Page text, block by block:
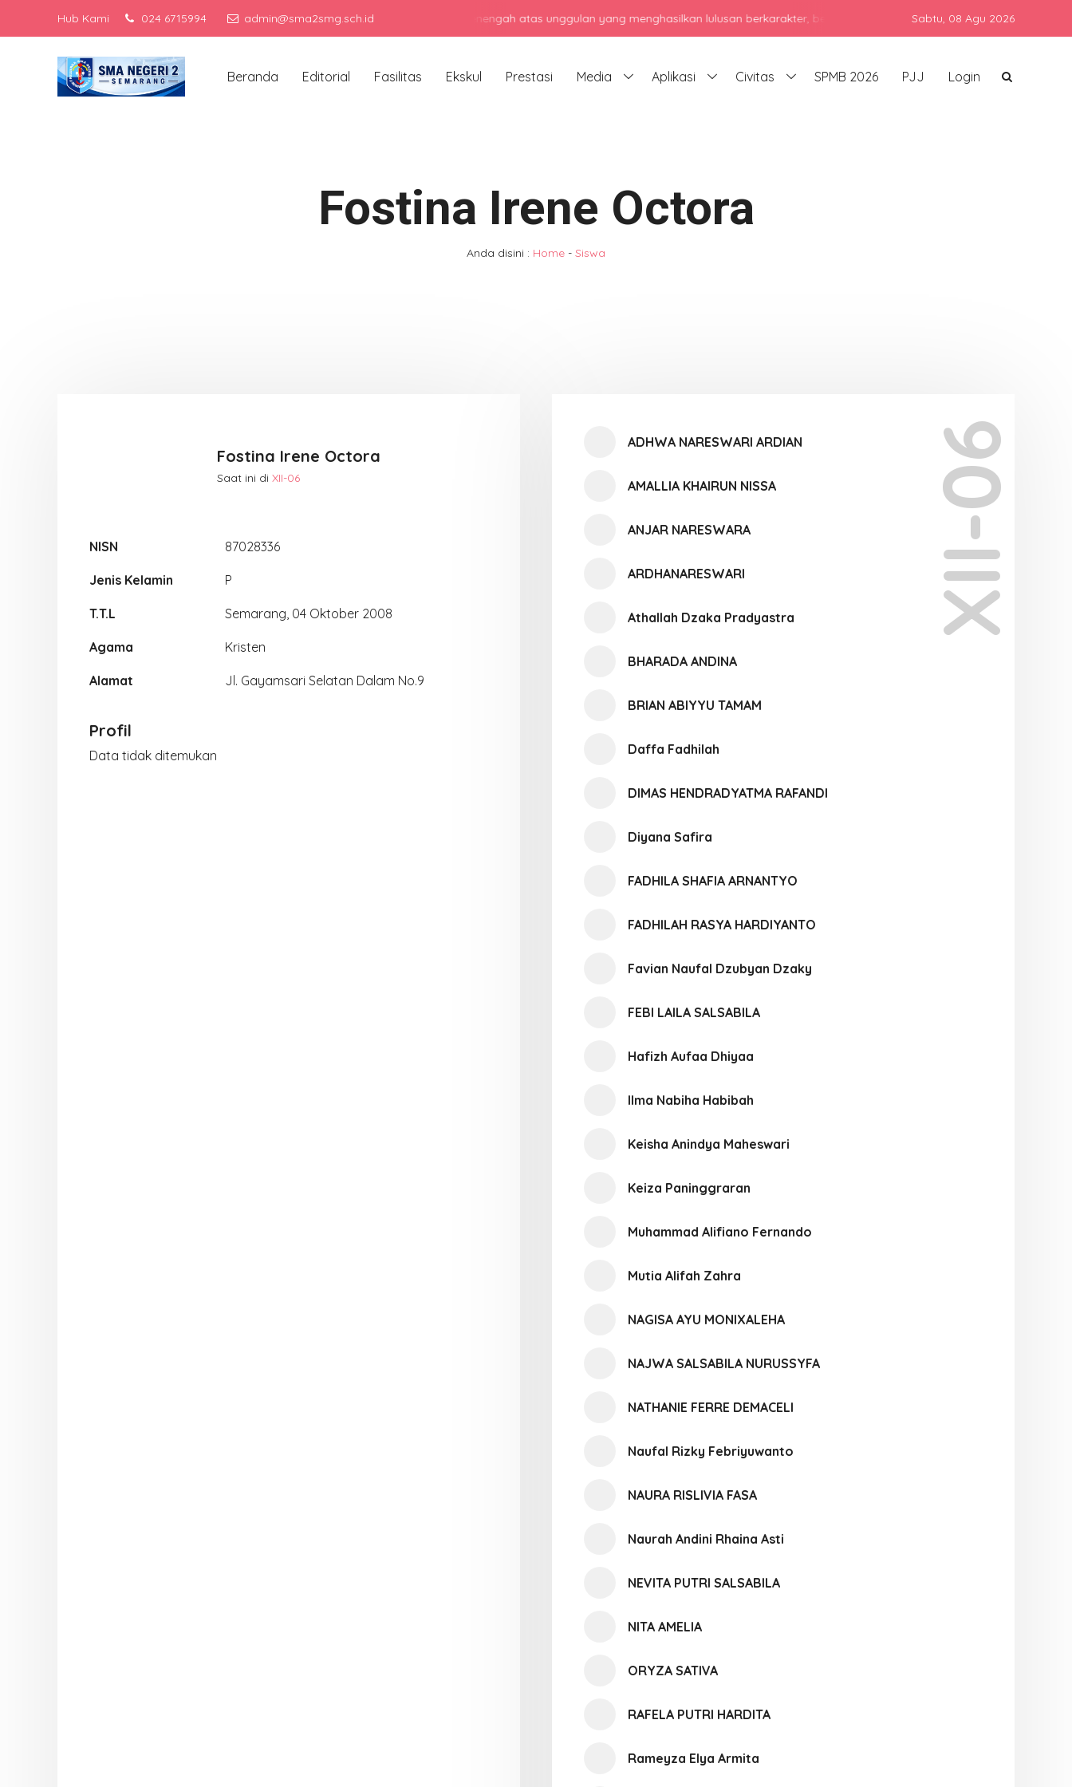
Hub Kami 024 6715994 admin@sma2smg.sch.idMenjadi sekolah menengah atas unggulan yang menghasilkan lulusan berkarakter, berprestasi, dan siap bersaing di era global dengan
Sabtu, 08 Agu 2026
Beranda Editorial Fasilitas Ekskul Prestasi Media Aplikasi Civitas SPMB 2026 PJJ Login
Fostina Irene Octora
Anda disini : Home - Siswa
Fostina Irene Octora
Saat ini di XII-06
NISN 87028336
Jenis Kelamin P
T.T.L Semarang, 04 Oktober 2008
Agama Kristen
Alamat Jl. Gayamsari Selatan Dalam No.9
Profil
Data tidak ditemukan
XII-06
ADHWA NARESWARI ARDIAN
AMALLIA KHAIRUN NISSA
ANJAR NARESWARA
ARDHANARESWARI
Athallah Dzaka Pradyastra
BHARADA ANDINA
BRIAN ABIYYU TAMAM
Daffa Fadhilah
DIMAS HENDRADYATMA RAFANDI
Diyana Safira
FADHILA SHAFIA ARNANTYO
FADHILAH RASYA HARDIYANTO
Favian Naufal Dzubyan Dzaky
FEBI LAILA SALSABILA
Hafizh Aufaa Dhiyaa
Ilma Nabiha Habibah
Keisha Anindya Maheswari
Keiza Paninggraran
Muhammad Alifiano Fernando
Mutia Alifah Zahra
NAGISA AYU MONIXALEHA
NAJWA SALSABILA NURUSSYFA
NATHANIE FERRE DEMACELI
Naufal Rizky Febriyuwanto
NAURA RISLIVIA FASA
Naurah Andini Rhaina Asti
NEVITA PUTRI SALSABILA
NITA AMELIA
ORYZA SATIVA
RAFELA PUTRI HARDITA
Rameyza Elya Armita